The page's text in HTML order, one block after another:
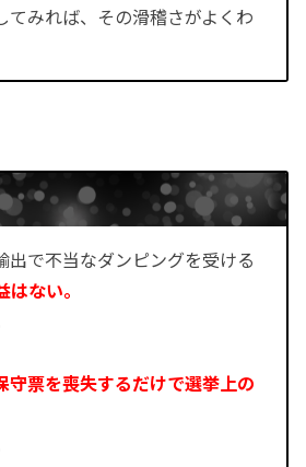
てみれば、その滑稽さがよくわ
出で不当なダンピングを受ける
ない。
守票を喪失するだけで選挙上の